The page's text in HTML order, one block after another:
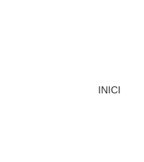
INICI